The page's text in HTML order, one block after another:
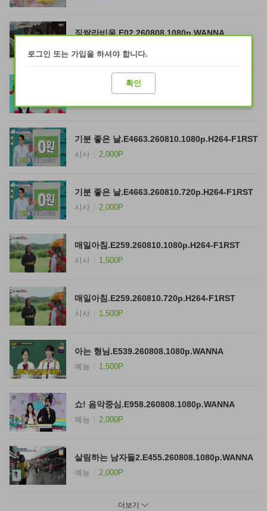
짐쌀라비움.E02.260808.1080p.WANNA
전지적 참견 시점.E411.260808.1080p.WANNA
기분 좋은 날.E4663.260810.1080p.H264-F1RST
시사 2,000P
기분 좋은 날.E4663.260810.720p.H264-F1RST
시사 2,000P
매일아침.E259.260810.1080p.H264-F1RST
시사 1,500P
매일아침.E259.260810.720p.H264-F1RST
시사 1,500P
아는 형님.E539.260808.1080p.WANNA
예능 1,500P
쇼! 음악중심.E958.260808.1080p.WANNA
예능 2,000P
살림하는 남자들2.E455.260808.1080p.WANNA
예능 2,000P
더보기
로그인 또는 가입을 하셔야 합니다.
확인